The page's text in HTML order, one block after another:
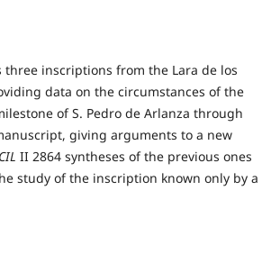
three inscriptions from the Lara de los
data on the circumstances of the
of S. Pedro de Arlanza through
giving arguments to a new
CIL II 2864 syntheses of the previous ones
study of the inscription known only by a